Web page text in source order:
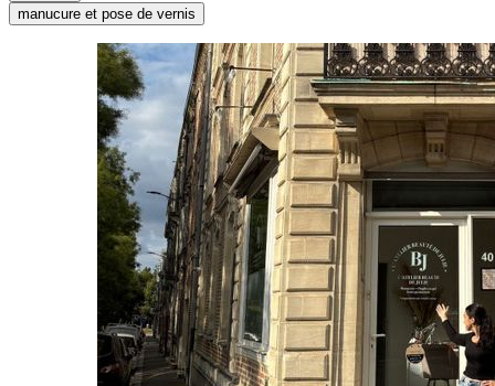
manucure et pose de vernis